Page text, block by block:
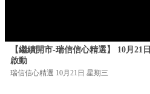
【繼續開市-瑞信信心精選】 10月21
啟動
瑞信信心精選 10月21日 星期三